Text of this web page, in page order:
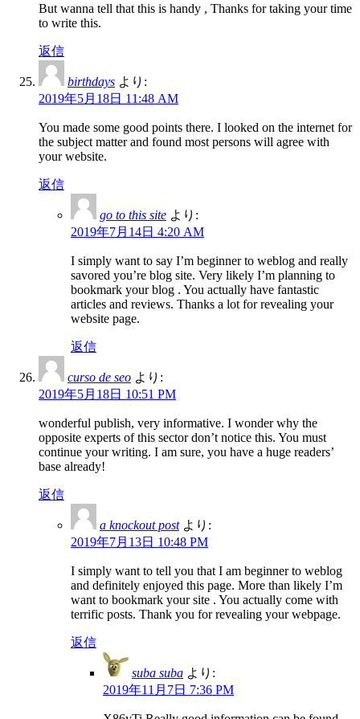
But wanna tell that this is handy , Thanks for taking your time
to write this.
返信
birthdays より:
2019年5月18日 11:48 AM
You made some good points there. I looked on the internet for
the subject matter and found most persons will agree with
your website.
返信
go to this site より:
2019年7月14日 4:20 AM
I simply want to say I’m beginner to weblog and really
savored you’re blog site. Very likely I’m planning to
bookmark your blog . You actually have fantastic
articles and reviews. Thanks a lot for revealing your
website page.
返信
curso de seo より:
2019年5月18日 10:51 PM
wonderful publish, very informative. I wonder why the
opposite experts of this sector don’t notice this. You must
continue your writing. I am sure, you have a huge readers’
base already!
返信
a knockout post より:
2019年7月13日 10:48 PM
I simply want to tell you that I am beginner to weblog
and definitely enjoyed this page. More than likely I’m
want to bookmark your site . You actually come with
terrific posts. Thank you for revealing your webpage.
返信
suba suba より:
2019年11月7日 7:36 PM